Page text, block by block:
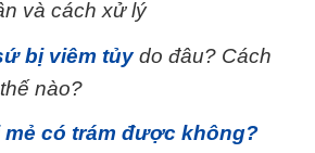
và cách xử lý
bị viêm tủydo đâu? Cách
nào?
có trám được không?